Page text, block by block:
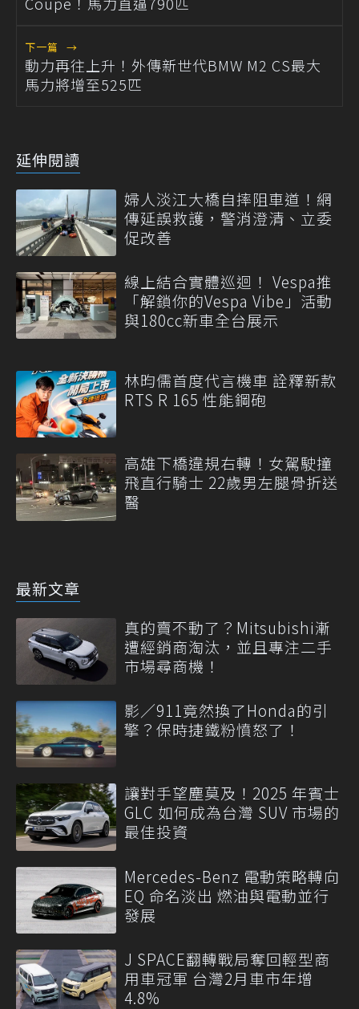
下一篇 →
動力再往上升！外傳新世代BMW M2 CS最大
馬力將增至525匹
延伸閱讀
婦人淡江大橋自摔阻車道！網
傳延誤救護，警消澄清、立委
促改善
線上結合實體巡迴！ Vespa推
「解鎖你的Vespa Vibe」活動
與180cc新車全台展示
林昀儒首度代言機車 詮釋新款
RTS R 165 性能鋼砲
高雄下橋違規右轉！女駕駛撞
飛直行騎士 22歲男左腿骨折送
醫
最新文章
真的賣不動了？Mitsubishi漸
遭經銷商淘汰，並且專注二手
市場尋商機！
影／911竟然換了Honda的引
擎？保時捷鐵粉憤怒了！
讓對手望塵莫及！2025 年賓士
GLC 如何成為台灣 SUV 市場的
最佳投資
Mercedes-Benz 電動策略轉向
EQ 命名淡出 燃油與電動並行
發展
J SPACE翻轉戰局奪回輕型商
用車冠軍 台灣2月車市年增
4.8%